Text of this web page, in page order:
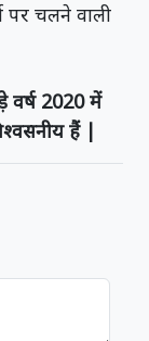
चलने वाली
2020 में
हैं |